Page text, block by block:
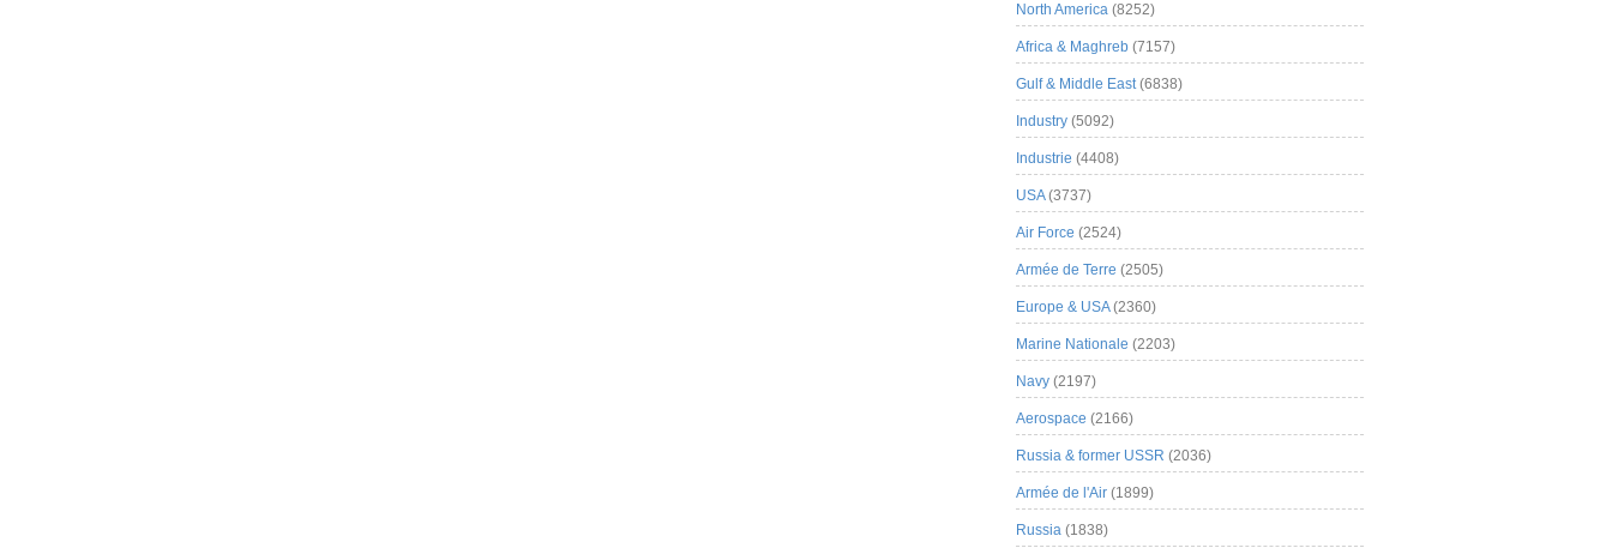
North America (8252)
Africa & Maghreb (7157)
Gulf & Middle East(6838)
Industry (5092)
Industrie (4408)
USA(3737)
Air Force (2524)
Armée de Terre (2505)
Europe & USA(2360)
Marine Nationale (2203)
Navy (2197)
Aerospace (2166)
Russia & former USSR (2036)
Armée de l'Air (1899)
Russia (1838)